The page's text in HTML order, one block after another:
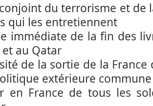
du terrorisme et de
qui les entretiennent
immédiate de la fin des
au Qatar
de la sortie de la France
extérieure
en France de tous les